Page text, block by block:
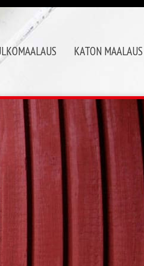
KATON MAALAUS